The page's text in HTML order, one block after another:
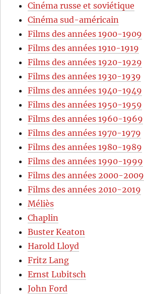
Cinéma russe et soviétique
Cinéma sud-américain
Films des années 1900-1909
Films des années 1910-1919
Films des années 1920-1929
Films des années 1930-1939
Films des années 1940-1949
Films des années 1950-1959
Films des années 1960-1969
Films des années 1970-1979
Films des années 1980-1989
Films des années 1990-1999
Films des années 2000-2009
Films des années 2010-2019
Méliès
Chaplin
Buster Keaton
Harold Lloyd
Fritz Lang
Ernst Lubitsch
John Ford